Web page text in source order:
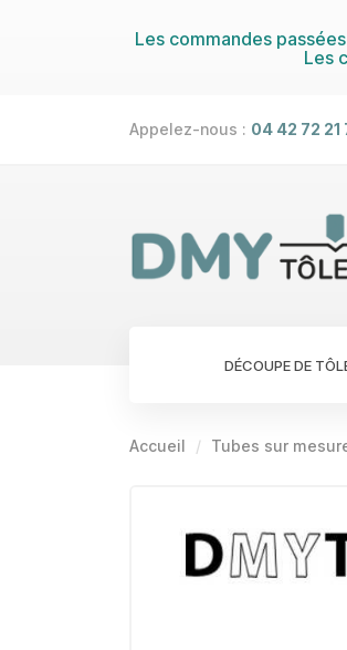
Les commandes
Les
Appelez-nous : 04 42 72 21
DÉCOUPE DE
Accueil Tubes sur